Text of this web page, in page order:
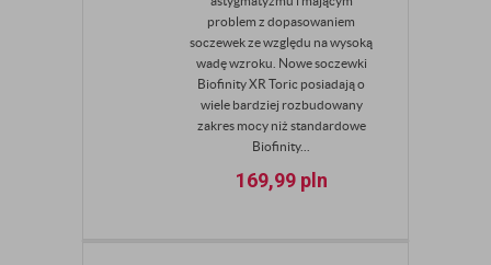
problem z dopasowaniem
soczewek ze względu na wysoką
wadę wzroku. Nowe soczewki
Biofinity XR Toric posiadają o
wiele bardziej rozbudowany
zakres mocy niż standardowe
Biofinity...
169,99 pln